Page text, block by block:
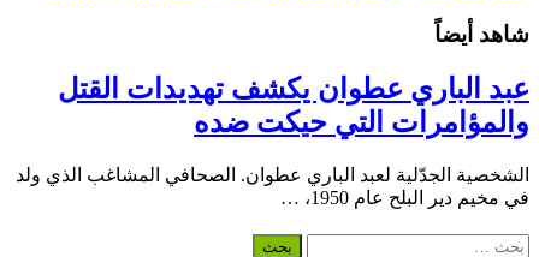
شاهد أيضاً
عبد الباري عطوان يكشف تهديدات القتل
والمؤامرات التي حيكت ضده
الشخصية الجدّلية لعبد الباري عطوان. الصحافي المشاغب الذي ولد
في مخيم دير البلح عام 1950، …
البحث